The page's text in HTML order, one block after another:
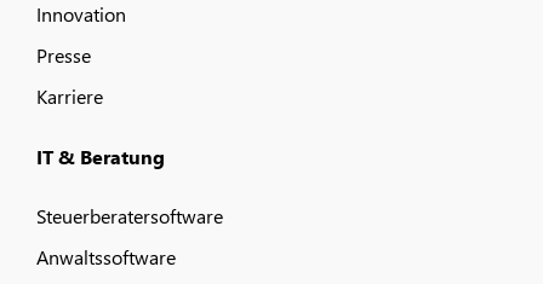
Innovation
Presse
Karriere
IT & Beratung
Steuerberatersoftware
Anwaltssoftware